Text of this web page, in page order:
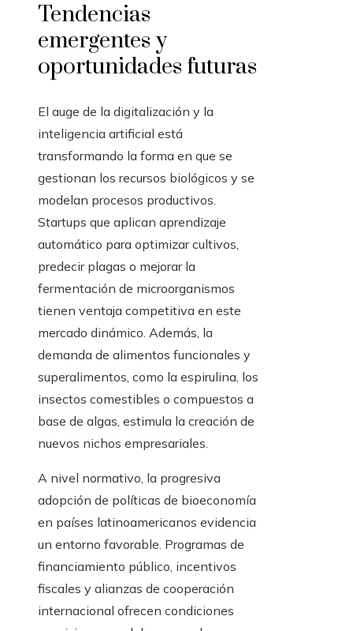
Tendencias
emergentes y
oportunidades futuras
El auge de la digitalización y la
inteligencia artificial está
transformando la forma en que se
gestionan los recursos biológicos y se
modelan procesos productivos.
Startups que aplican aprendizaje
automático para optimizar cultivos,
predecir plagas o mejorar la
fermentación de microorganismos
tienen ventaja competitiva en este
mercado dinámico. Además, la
demanda de alimentos funcionales y
superalimentos, como la espirulina, los
insectos comestibles o compuestos a
base de algas, estimula la creación de
nuevos nichos empresariales.
A nivel normativo, la progresiva
adopción de políticas de bioeconomía
en países latinoamericanos evidencia
un entorno favorable. Programas de
financiamiento público, incentivos
fiscales y alianzas de cooperación
internacional ofrecen condiciones